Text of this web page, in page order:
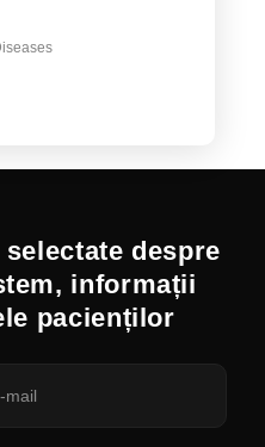
despre
informații
pacienților